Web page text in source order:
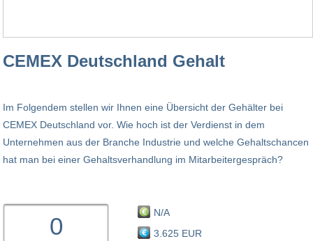
CEMEX Deutschland Gehalt
Im Folgendem stellen wir Ihnen eine Übersicht der Gehälter bei
CEMEX Deutschland vor. Wie hoch ist der Verdienst in dem
Unternehmen aus der Branche Industrie und welche Gehaltschancen
hat man bei einer Gehaltsverhandlung im Mitarbeitergespräch?
0
N/A
3.625 EUR